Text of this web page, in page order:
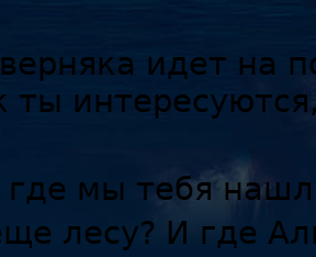
идет на
ты
мы тебя
лесу? И где